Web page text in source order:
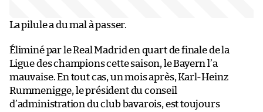
La pilule a du mal à passer.
Éliminé par le Real Madrid en quart de finale de la
Ligue des champions cette saison, le Bayern l’a
mauvaise. En tout cas, un mois après, Karl-Heinz
Rummenigge, le président du conseil
d’administration du club bavarois, est toujours